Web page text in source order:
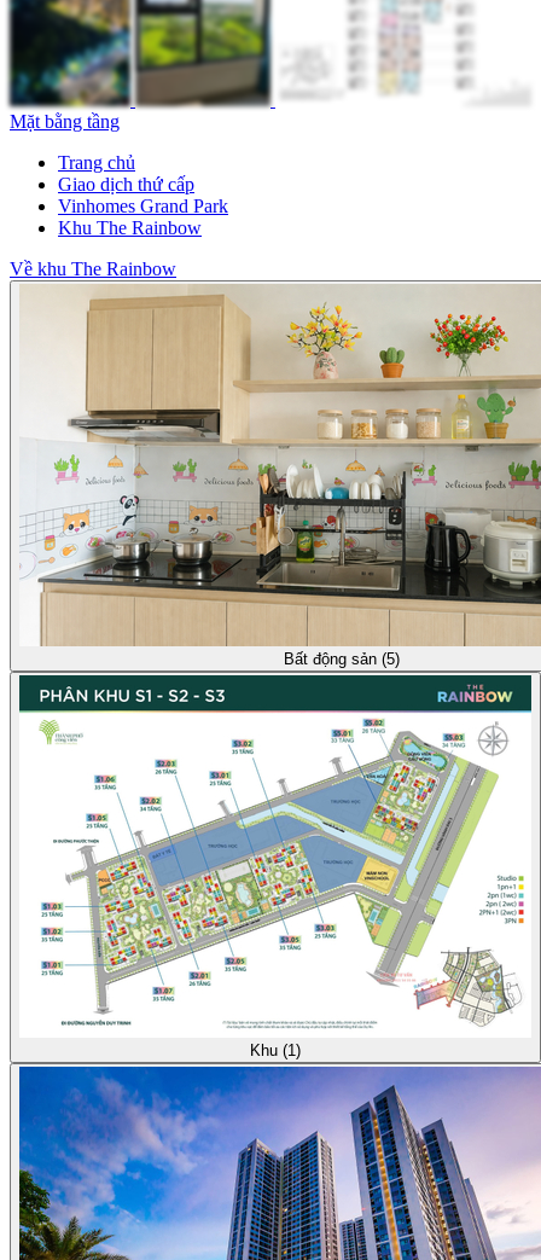
Mặt bằng tầng
Trang chủ
Giao dịch thứ cấp
Vinhomes Grand Park
Khu The Rainbow
Về khu The Rainbow
Bất động sản (5)
Khu (1)